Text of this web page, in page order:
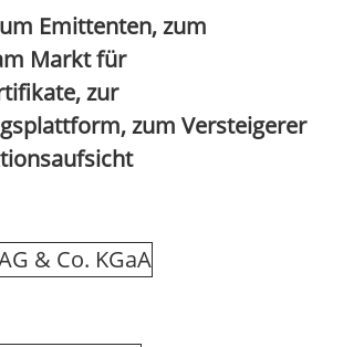
Emittenten, zum
Markt für
zur
zum Versteigerer
& Co. KGaA